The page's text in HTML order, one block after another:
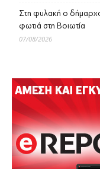
Στη φυλακή ο
φωτιά στη Βοιωτία
07/08/2026